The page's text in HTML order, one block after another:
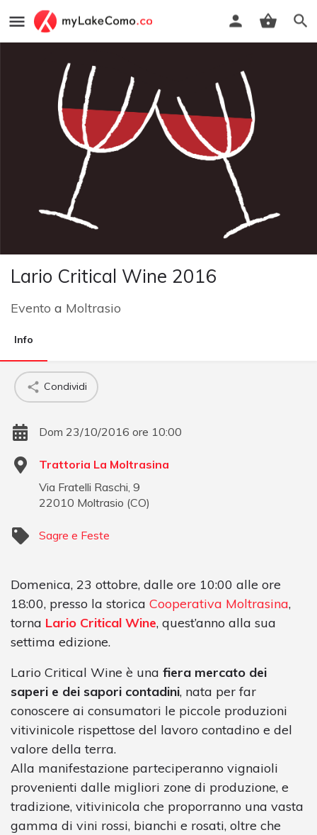
Lario Critical Wine 2016
Evento a Moltrasio
Info
Condividi
Dom 23/10/2016 ore 10:00
Trattoria La Moltrasina
Via Fratelli Raschi, 9
22010 Moltrasio (CO)
Sagre e Feste
Domenica, 23 ottobre, dalle ore 10:00 alle ore
18:00, presso la storica Cooperativa Moltrasina,
torna Lario Critical Wine, quest’anno alla sua
settima edizione.
Lario Critical Wine è una fiera mercato dei
saperi e dei sapori contadini, nata per far
conoscere ai consumatori le piccole produzioni
vitivinicole rispettose del lavoro contadino e del
valore della terra.
Alla manifestazione parteciperanno vignaioli
provenienti dalle migliori zone di produzione, e
tradizione, vitivinicola che proporranno una vasta
gamma di vini rossi, bianchi e rosati, oltre che